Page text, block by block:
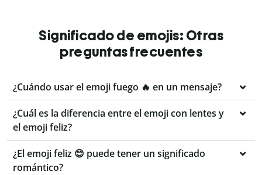
Significado de emojis: Otras
preguntas frecuentes
¿Cuándo usar el emoji fuego 🔥 en un mensaje?
¿Cuál es la diferencia entre el emoji con lentes y
el emoji feliz?
¿El emoji feliz 😊 puede tener un significado
romántico?